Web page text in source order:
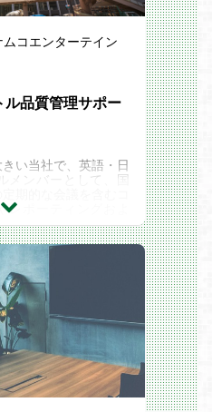
す。
得意分野や希望に応
技術への領域拡大
化など、VTuber事
アパスを描くことが
税務に関する新規プ
応リード
るためのチームビジ
務およびグループ会
固定資産管理 ・海
フォームビジネス関
画： 事業が立ち上が
ームを構築できるた
トな影響力を発揮で
きな提案であれば職
る環境があり、チー
組織変革に挑戦でき
： GEOホールディ
単体会計だけでなく
決算や事業報告に関
。
コエンターテイン
品質管理サポー
い当社で、英語・日
メンバーとして、国
レポーティングおよ
ていただきます。
（通訳業務を含む）
グ資料分析、翻訳、
国内他部署との調整
理に関連する業務
海外出張
サービス全般の品質
ます。
ービスは世界中に向
開しており、製品の